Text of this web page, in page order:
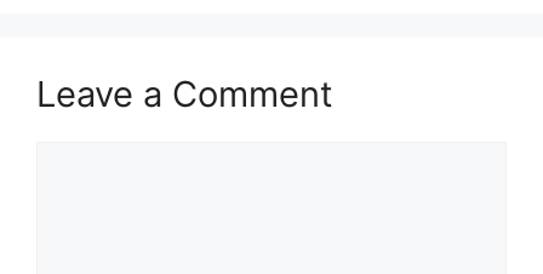
Leave a Comment